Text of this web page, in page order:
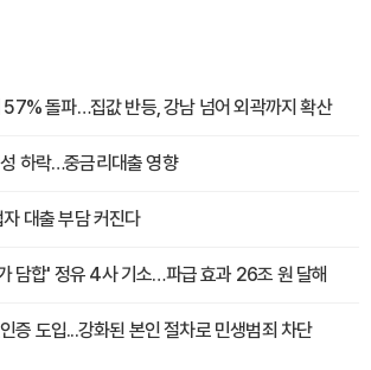
57% 돌파…집값 반등, 강남 넘어 외곽까지 확산
하락…중금리대출 영향
대출 부담 커진다
담합' 정유 4사 기소…파급 효과 26조 원 달해
증 도입...강화된 본인 절차로 민생범죄 차단